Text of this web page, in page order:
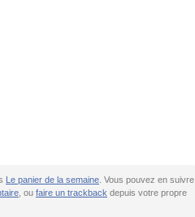
Le panier de la semaine . Vous pouvez en suivre
, ou faire un trackback depuis votre propre